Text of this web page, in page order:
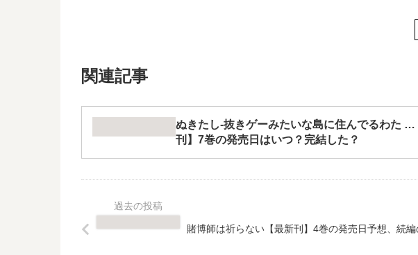
関連記事
ぬきたし-抜きゲーみたいな島に住んでるわた …
刊】7巻の発売日はいつ？完結した？
賭博師は祈らない【最新刊】4巻の発売日予想、続編